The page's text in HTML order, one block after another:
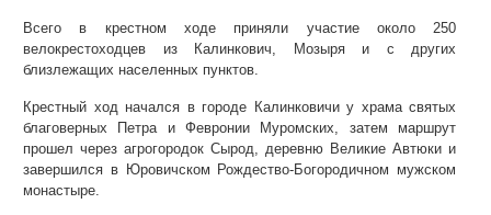
Всего в крестном ходе приняли участие около 250
велокрестоходцев из Калинкович, Мозыря и с других
близлежащих населенных пунктов.
Крестный ход начался в городе Калинковичи у храма святых
благоверных Петра и Февронии Муромских, затем маршрут
прошел через агрогородок Сырод, деревню Великие Автюки и
завершился в Юровичском Рождество-Богородичном мужском
монастыре.